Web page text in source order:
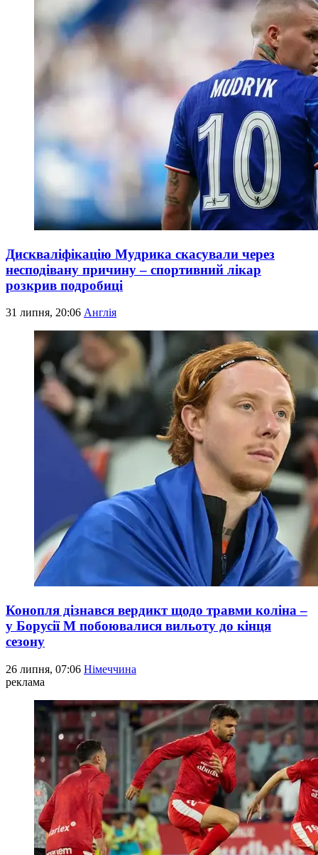
Дискваліфікацію Мудрика скасували через
несподівану причину – спортивний лікар
розкрив подробиці
31 липня, 20:06 Англія
Конопля дізнався вердикт щодо травми коліна –
у Борусії М побоювалися вильоту до кінця
сезону
26 липня, 07:06 Німеччина
реклама